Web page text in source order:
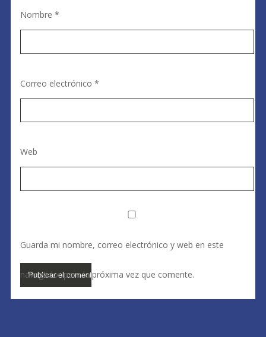
Nombre*
Correo electrónico*
Web
Guarda mi nombre, correo electrónico y web en este
navegador para la próxima vez que comente.